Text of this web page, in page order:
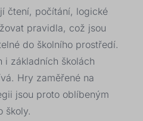
čtení, počítání, logické
pravidla, což jsou
do školního prostředí.
i základních školách
Hry zaměřené na
jsou proto oblíbeným
školy.